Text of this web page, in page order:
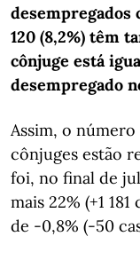
desempregados
120 (8,2%) têm
cônjuge está
desempregado
Assim, o número
cônjuges estão
foi, no final de
mais 22% (+1
de -0,8% (-50